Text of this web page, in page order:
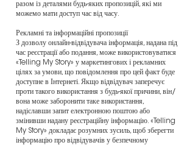
разом із деталями будь-яких пропозицій, які ми
можемо мати доступ час від часу.
Рекламні та інформаційні пропозиції
З дозволу онлайн-відвідувача інформація, надана під
час реєстрації або подання, може використовуватися
«Telling My Story» у маркетингових і рекламних
цілях за умови, що повідомлення про цей факт буде
доступне в Інтернеті. Якщо відвідувач заперечує
проти такого використання з будь-якої причини, він/
вона може заборонити таке використання,
надіславши запит електронною поштою або
змінивши надану реєстраційну інформацію. «Telling
My Story» докладає розумних зусиль, щоб зберегти
інформацію про відвідувачів у безпечному